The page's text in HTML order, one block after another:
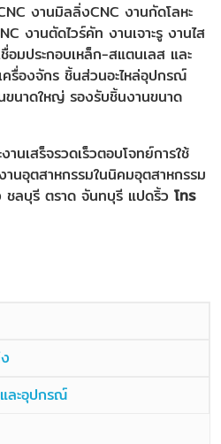
งานมิลลิ่งCNC งานกัดโลหะ
งานตัดไวร์คัท งานเจาะรู งานไส
อมประกอบเหล็ก-สแตนเลส และ
ครื่องจักร ชิ้นส่วนอะไหล่อุปกรณ์
นาดใหญ่ รองรับชิ้นงานขนาด
นเสร็จรวดเร็วตอบโจทย์การใช้
านอุตสาหกรรมในนิคมอุตสาหกรรม
ชลบุรี ตราด จันทบุรี แปดริ้ว โทร
ละอุปกรณ์